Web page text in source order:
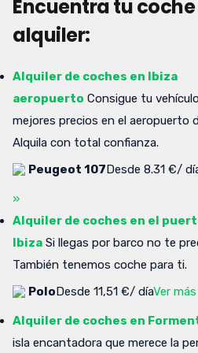
Encuentra tu
alquiler:
Alquiler de coches en Ibiza
aeropuerto Consigue tu
mejores precios en el aeropuerto
Alquila con total confianza.
Peugeot 107Desde 8.31 €/
»
Alquiler de coches en el
Ibiza Si llegas por barco no te
También tenemos coche para ti.
PoloDesde 11,51 €/ díaVer
Alquiler de coches en
isla encantadora que merece la